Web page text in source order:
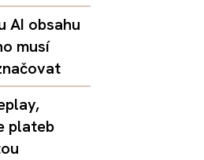
AI obsahu
musí
plateb